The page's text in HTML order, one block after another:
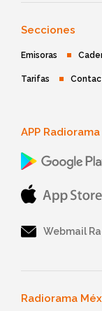
Secciones
Emisoras
Tarifas
APP Radiorama
Webmail
Radiorama